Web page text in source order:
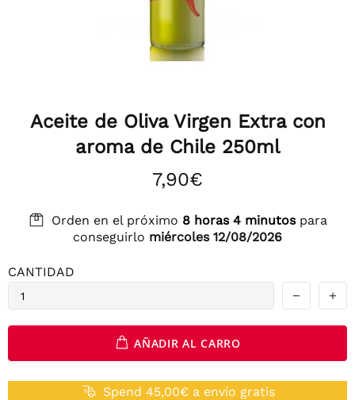
Aceite de Oliva Virgen Extra con
aroma de Chile 250ml
7,90€
Orden en el próximo 8 horas 4 minutospara
conseguirlo miércoles 12/08/2026
CANTIDAD
AÑADIR AL CARRO
Spend 45,00€ a envío gratis